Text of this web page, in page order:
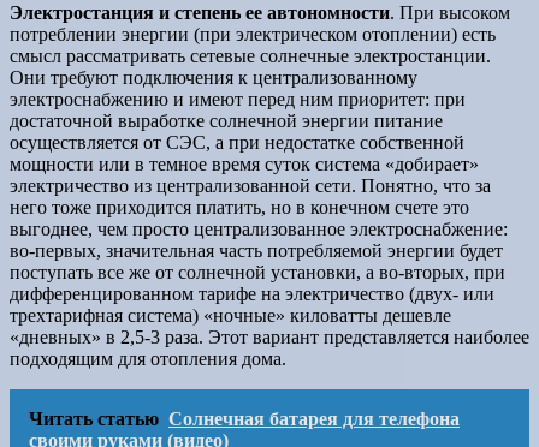
Электростанция и степень ее автономности. При высоком
потреблении энергии (при электрическом отоплении) есть
смысл рассматривать сетевые солнечные электростанции.
Они требуют подключения к централизованному
электроснабжению и имеют перед ним приоритет: при
достаточной выработке солнечной энергии питание
осуществляется от СЭС, а при недостатке собственной
мощности или в темное время суток система «добирает»
электричество из централизованной сети. Понятно, что за
него тоже приходится платить, но в конечном счете это
выгоднее, чем просто централизованное электроснабжение:
во-первых, значительная часть потребляемой энергии будет
поступать все же от солнечной установки, а во-вторых, при
дифференцированном тарифе на электричество (двух- или
трехтарифная система) «ночные» киловатты дешевле
«дневных» в 2,5-3 раза. Этот вариант представляется наиболее
подходящим для отопления дома.
Читать статью Солнечная батарея для телефона
своими руками (видео)